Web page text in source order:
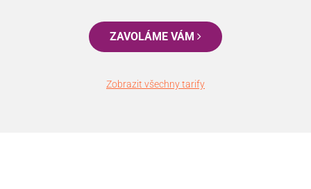
ZAVOLÁME VÁM
Zobrazit všechny tarify